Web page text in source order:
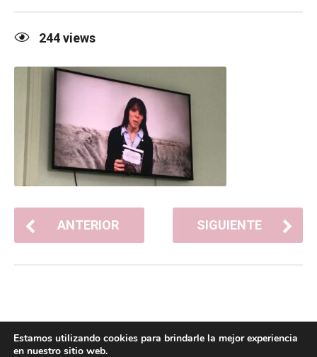
244views
ANTERIOR SIGUIENTE
Estamos utilizando cookies para brindarle la mejor experiencia
en nuestro sitio web.